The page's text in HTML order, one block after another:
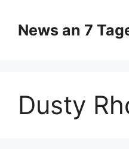
Inhalt
springen
News an 7
Dusty